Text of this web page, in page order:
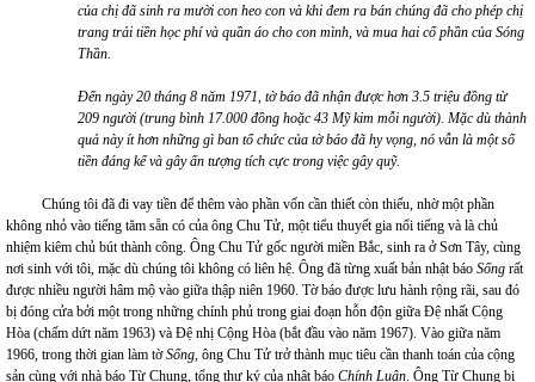
của chị đã sinh ra mười con heo con và khi đem ra bán chúng đã cho phép chị
trang trải tiền học phí và quần áo cho con mình, và mua hai cổ phần của Sóng
Thần.
Đến ngày 20 tháng 8 năm 1971, tờ báo đã nhận được hơn 3.5 triệu đồng từ
209 người (trung bình 17.000 đồng hoặc 43 Mỹ kim mỗi người). Mặc dù thành
quả này ít hơn những gì ban tổ chức của tờ báo đã hy vọng, nó vẫn là một số
tiền đáng kể và gây ấn tượng tích cực trong việc gây quỹ.
Chúng tôi đã đi vay tiền để thêm vào phần vốn cần thiết còn thiếu, nhờ một phần
không nhỏ vào tiếng tăm sẵn có của ông Chu Tử, một tiểu thuyết gia nổi tiếng và là chủ
nhiệm kiêm chủ bút thành công. Ông Chu Tử gốc người miền Bắc, sinh ra ở Sơn Tây, cùng
nơi sinh với tôi, mặc dù chúng tôi không có liên hệ. Ông đã từng xuất bản nhật báo Sống rất
được nhiều người hâm mộ vào giữa thập niên 1960. Tờ báo được lưu hành rộng rãi, sau đó
bị đóng cửa bởi một trong những chính phủ trong giai đoạn hỗn độn giữa Đệ nhất Cộng
Hòa (chấm dứt năm 1963) và Đệ nhị Cộng Hòa (bắt đầu vào năm 1967). Vào giữa năm
1966, trong thời gian làm tờSống, ông Chu Tử trở thành mục tiêu cần thanh toán của cộng
sản cùng với nhà báo Từ Chung, tổng thư ký của nhật báo Chính Luận. Ông Từ Chung bị